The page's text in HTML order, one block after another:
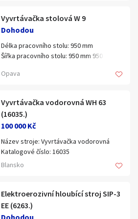
Vyvrtávačka stolová W 9
Dohodou
Délka pracovního stolu: 950 mm
Šířka pracovního stolu: 950 mm 950 mm
obrobku: 950 kg 3000 kg
Maximální otáčky vřetena: 90 mm: 1800
1/min
Pohyby v ose X: 1250 mm
Pohyby osy Y: 900 mm
Pohyby osy Z: 900 mm
Opava
Vyvrtávačka vodorovná WH 63
(16035.)
100 000 Kč
Název stroje: Vyvrtávačka vodorovná
Katalogové číslo: 16035
Typ, parametry: WH 63
1983
Popis:
průměr pracovního vřetena 63mm,
Blansko
Elektroerozivní hloubící stroj SIP-3
EE (6263.)
Dohodou